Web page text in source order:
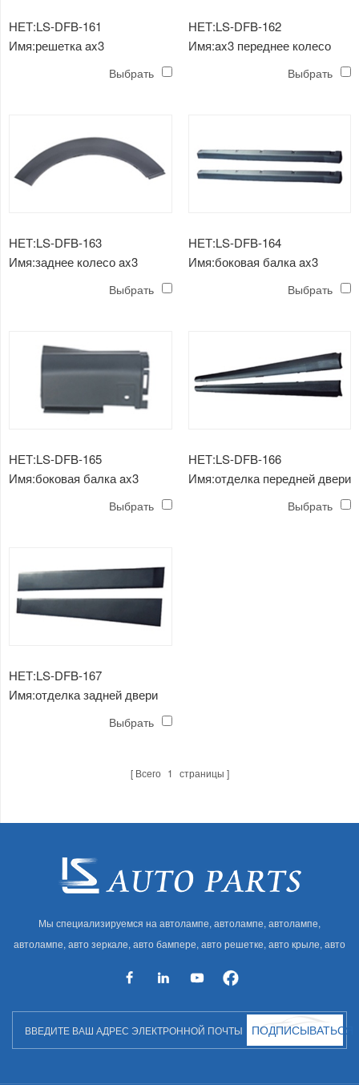
НЕТ:LS-DFB-161
Имя:решетка ax3
Выбрать
НЕТ:LS-DFB-162
Имя:ax3 переднее колесо
Выбрать
НЕТ:LS-DFB-163
Имя:заднее колесо ax3
Выбрать
НЕТ:LS-DFB-164
Имя:боковая балка ax3
Выбрать
НЕТ:LS-DFB-165
Имя:боковая балка ax3
Выбрать
НЕТ:LS-DFB-166
Имя:отделка передней двери
Выбрать
НЕТ:LS-DFB-167
Имя:отделка задней двери
Выбрать
Всего 1 страницы
Мы специализируемся на автолампе, автолампе, автолампе,
автолампе, авто зеркале, авто бампере, авто решетке, авто крыле, авто
автозапчастей для Audi, VW, Benz, BMW
ПОДПИСЫВАТЬСЯ